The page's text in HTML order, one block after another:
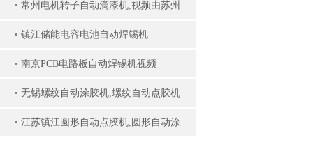
常州电机转子自动滴漆机,视频由苏州英舟航拍摄
镇江储能电容电池自动焊锡机
南京PCB电路板自动焊锡机视频
无锡螺纹自动涂胶机,螺纹自动点胶机
江苏镇江圆形自动点胶机,圆形自动涂胶机